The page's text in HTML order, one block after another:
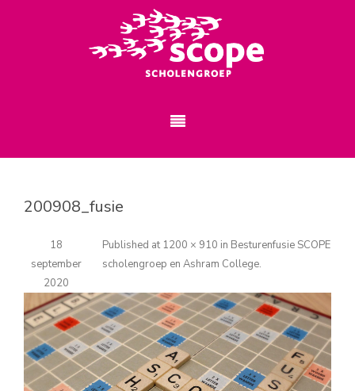
200908_fusie
Published
18
september
2020
at 1200 × 910 in Besturenfusie SCOPE
scholengroep en Ashram College.